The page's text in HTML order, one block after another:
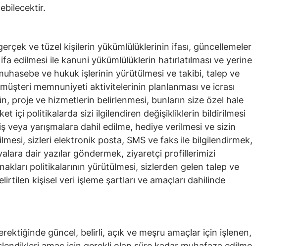
ve tüzel kişilerin yükümlülüklerinin ifası, güncellemeler
edilmesi ile kanuni yükümlülüklerin hatırlatılması ve yerine
ve hukuk işlerinin yürütülmesi ve takibi, talep ve
memnuniyeti aktivitelerinin planlanması ve icrası
proje ve hizmetlerin belirlenmesi, bunların size özel hale
içi politikalarda sizi ilgilendiren değişikliklerin bildirilmesi
veya yarışmalara dahil edilme, hediye verilmesi ve sizin
sizleri elektronik posta, SMS ve faks ile bilgilendirmek,
dair yazılar göndermek, ziyaretçi profillerimizi
politikalarının yürütülmesi, sizlerden gelen talep ve
kişisel veri işleme şartları ve amaçları dahilinde
güncel, belirli, açık ve meşru amaçlar için işlenen,